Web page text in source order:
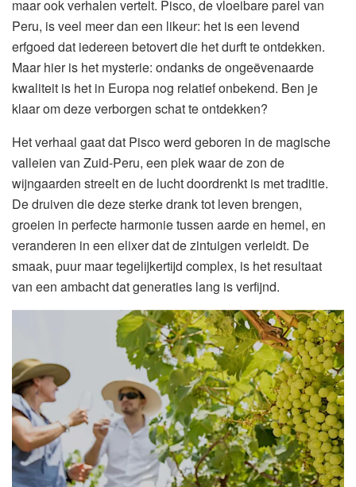
maar ook verhalen vertelt. Pisco, de vloeibare parel van
Peru, is veel meer dan een likeur: het is een levend
erfgoed dat iedereen betovert die het durft te ontdekken.
Maar hier is het mysterie: ondanks de ongeëvenaarde
kwaliteit is het in Europa nog relatief onbekend. Ben je
klaar om deze verborgen schat te ontdekken?
Het verhaal gaat dat Pisco werd geboren in de magische
valleien van Zuid-Peru, een plek waar de zon de
wijngaarden streelt en de lucht doordrenkt is met traditie.
De druiven die deze sterke drank tot leven brengen,
groeien in perfecte harmonie tussen aarde en hemel, en
veranderen in een elixer dat de zintuigen verleidt. De
smaak, puur maar tegelijkertijd complex, is het resultaat
van een ambacht dat generaties lang is verfijnd.